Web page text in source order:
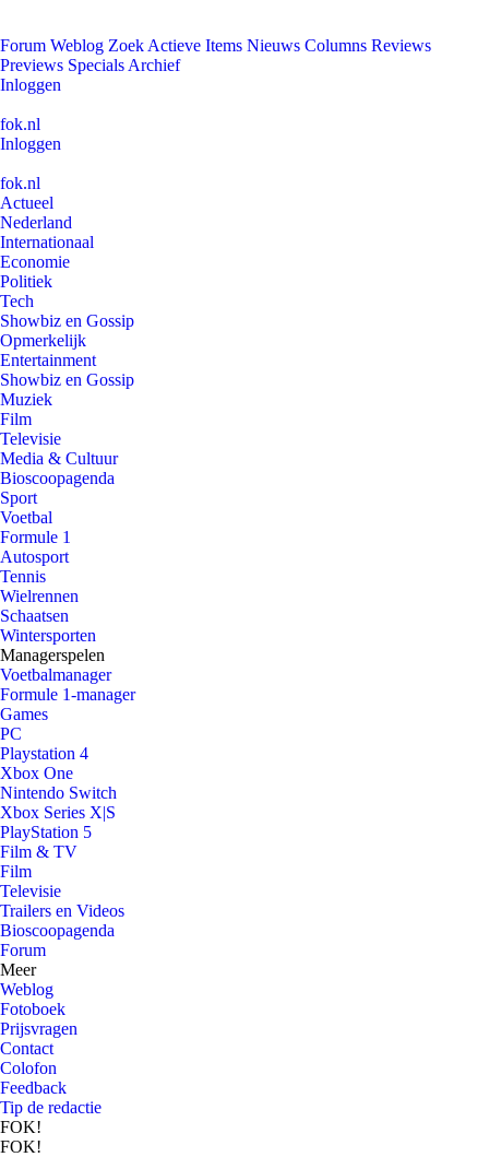
Forum Weblog Zoek Actieve Items Nieuws Columns Reviews
Previews Specials Archief
Inloggen
fok.nl
Inloggen
fok.nl
Actueel
Nederland
Internationaal
Economie
Politiek
Tech
Showbiz en Gossip
Opmerkelijk
Entertainment
Showbiz en Gossip
Muziek
Film
Televisie
Media & Cultuur
Bioscoopagenda
Sport
Voetbal
Formule 1
Autosport
Tennis
Wielrennen
Schaatsen
Wintersporten
Managerspelen
Voetbalmanager
Formule 1-manager
Games
PC
Playstation 4
Xbox One
Nintendo Switch
Xbox Series X|S
PlayStation 5
Film & TV
Film
Televisie
Trailers en Videos
Bioscoopagenda
Forum
Meer
Weblog
Fotoboek
Prijsvragen
Contact
Colofon
Feedback
Tip de redactie
FOK!
FOK!